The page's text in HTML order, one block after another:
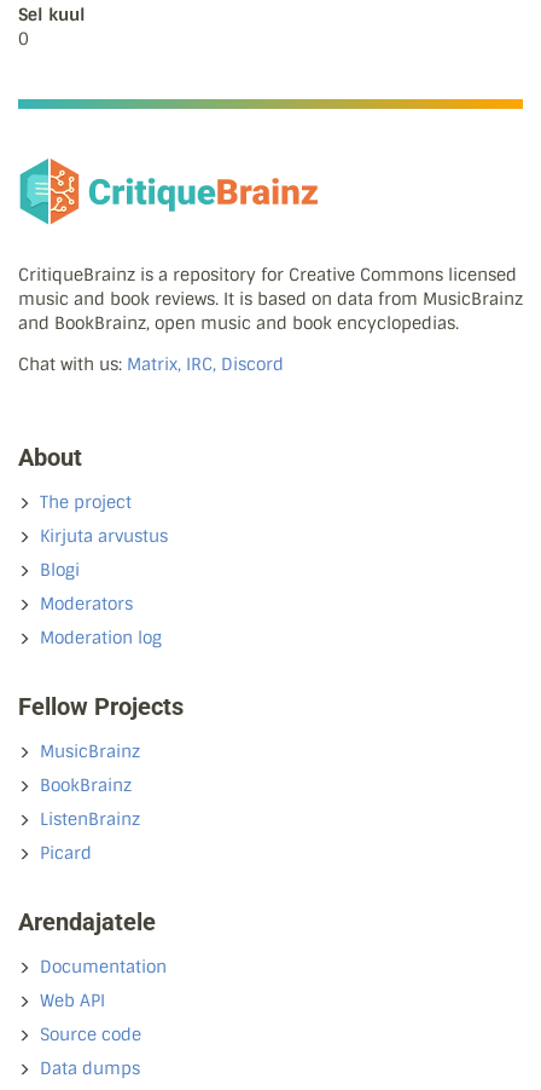
Sel kuul
0
CritiqueBrainz is a repository for Creative Commons licensed
music and book reviews. It is based on data from MusicBrainz
and BookBrainz, open music and book encyclopedias.
Chat with us: Matrix, IRC, Discord
About
The project
Kirjuta arvustus
Blogi
Moderators
Moderation log
Fellow Projects
MusicBrainz
BookBrainz
ListenBrainz
Picard
Arendajatele
Documentation
Web API
Source code
Data dumps